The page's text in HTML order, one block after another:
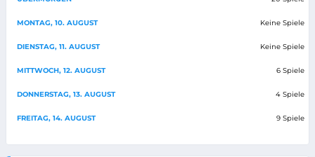
MONTAG, 10. AUGUST Keine Spiele
DIENSTAG, 11. AUGUST Keine Spiele
MITTWOCH, 12. AUGUST 6 Spiele
DONNERSTAG, 13. AUGUST 4 Spiele
FREITAG, 14. AUGUST 9 Spiele